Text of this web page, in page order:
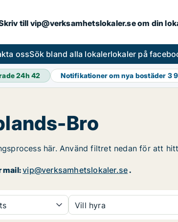
till vip@verksamhetslokaler.se om din
ossSök bland alla lokalerlokaler på
24h42 Notifikationer om nya bostäder 3
Bro
här. Använd filtret nedan för att
mail:vip@verksamhetslokaler.se.
Vill hyra